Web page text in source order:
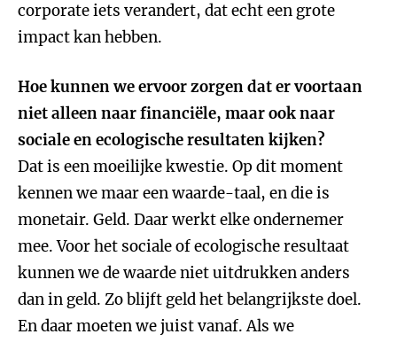
corporate iets verandert, dat echt een grote
impact kan hebben.
Hoe kunnen we ervoor zorgen dat er voortaan
niet alleen naar financiële, maar ook naar
sociale en ecologische resultaten kijken?
Dat is een moeilijke kwestie. Op dit moment
kennen we maar een waarde-taal, en die is
monetair. Geld. Daar werkt elke ondernemer
mee. Voor het sociale of ecologische resultaat
kunnen we de waarde niet uitdrukken anders
dan in geld. Zo blijft geld het belangrijkste doel.
En daar moeten we juist vanaf. Als we